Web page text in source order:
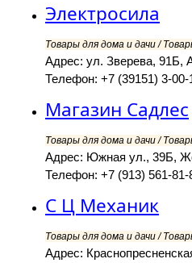
Электросила
Товары для дома и дачи /
Адрес: ул. Зверева, 91Б,
Телефон: +7 (39151) 3-00-
Магазин Садлес
Товары для дома и дачи /
Адрес: Южная ул., 39Б,
Телефон: +7 (913) 561-81-
C Ц Механик
Товары для дома и дачи /
Адрес: